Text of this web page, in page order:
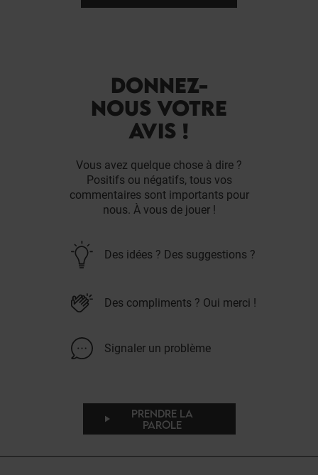
DONNEZ-
NOUS VOTRE
AVIS !
Vous avez quelque chose à dire ?
Positifs ou négatifs, tous vos
commentaires sont importants pour
nous. À vous de jouer !
Des idées ? Des suggestions ?
Des compliments ? Oui merci !
Signaler un problème
PRENDRE LA
PAROLE